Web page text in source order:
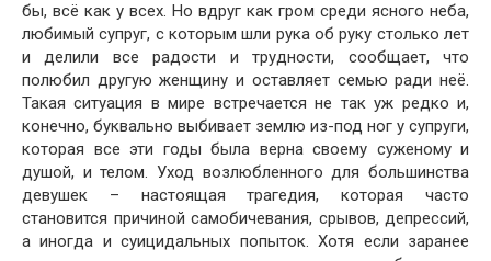
бы, всё как у всех. Но вдруг как гром среди ясного неба,
любимый супруг, с которым шли рука об руку столько лет
и делили все радости и трудности, сообщает, что
полюбил другую женщину и оставляет семью ради неё.
Такая ситуация в мире встречается не так уж редко и,
конечно, буквально выбивает землю из-под ног у супруги,
которая все эти годы была верна своему суженому и
душой, и телом. Уход возлюбленного для большинства
девушек – настоящая трагедия, которая часто
становится причиной самобичевания, срывов, депрессий,
а иногда и суицидальных попыток. Хотя если заранее